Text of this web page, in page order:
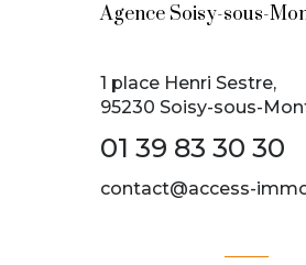
Agence Soisy-sous-
1 place Henri Sestre,
95230 Soisy-sous-
01 39 83 30 30
contact@access-